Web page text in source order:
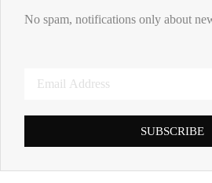
No spam, notifications only about
SUBSCRIBE